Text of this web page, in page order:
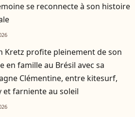
se reconnecte à son histoire
Kretz profite pleinement de son
en famille au Brésil avec sa
Clémentine, entre kitesurf,
et farniente au soleil